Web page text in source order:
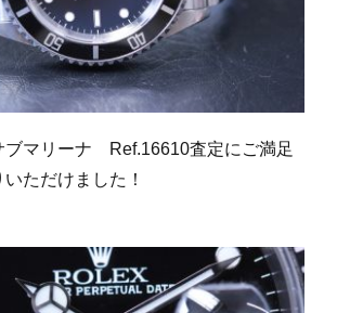
マリーナ Ref.16610査定にご満足
ただけました！